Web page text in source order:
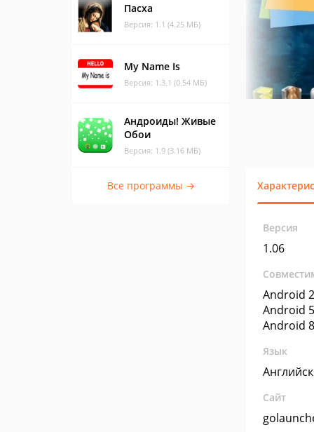
Пасха
Версия: 1.1 (4.25 МБ)
My Name Is
Версия: 1.3.1 (0.54 МБ)
Андроиды! Живые
Обои
Версия: 1.9 (3.16 МБ)
Все программы →
Версия
1.06
Android
Android
Android
Язык
Сайт